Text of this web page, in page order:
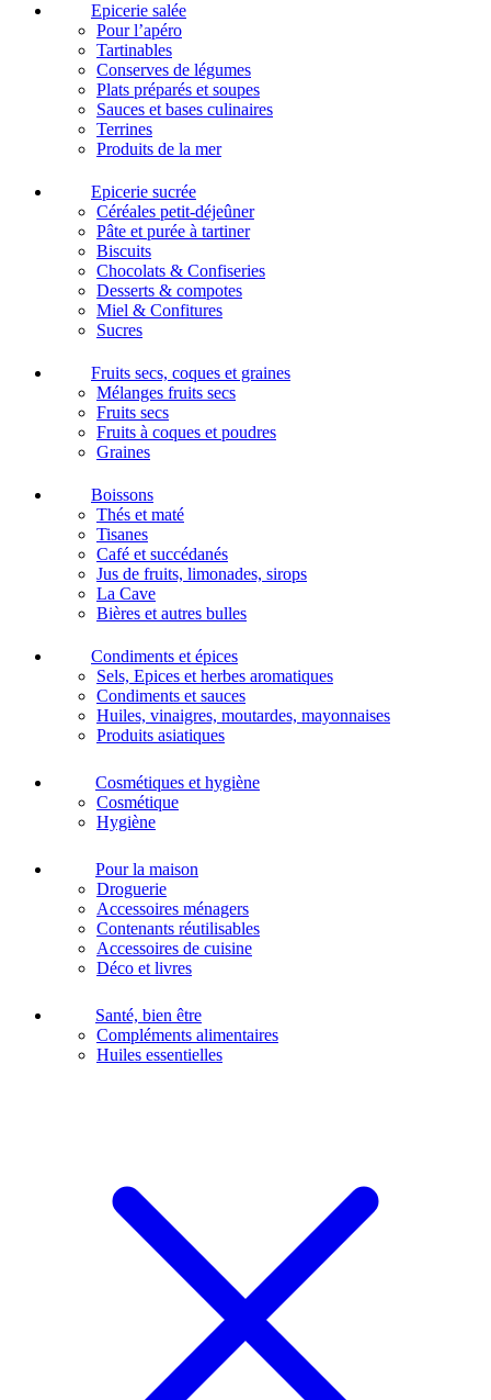
Epicerie salée
Pour l’apéro
Tartinables
Conserves de légumes
Plats préparés et soupes
Sauces et bases culinaires
Terrines
Produits de la mer
Epicerie sucrée
Céréales petit-déjeûner
Pâte et purée à tartiner
Biscuits
Chocolats & Confiseries
Desserts & compotes
Miel & Confitures
Sucres
Fruits secs, coques et graines
Mélanges fruits secs
Fruits secs
Fruits à coques et poudres
Graines
Boissons
Thés et maté
Tisanes
Café et succédanés
Jus de fruits, limonades, sirops
La Cave
Bières et autres bulles
Condiments et épices
Sels, Epices et herbes aromatiques
Condiments et sauces
Huiles, vinaigres, moutardes, mayonnaises
Produits asiatiques
Cosmétiques et hygiène
Cosmétique
Hygiène
Pour la maison
Droguerie
Accessoires ménagers
Contenants réutilisables
Accessoires de cuisine
Déco et livres
Santé, bien être
Compléments alimentaires
Huiles essentielles